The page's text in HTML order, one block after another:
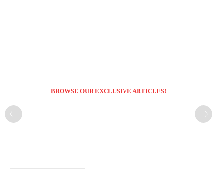
BROWSE OUR EXCLUSIVE ARTICLES!